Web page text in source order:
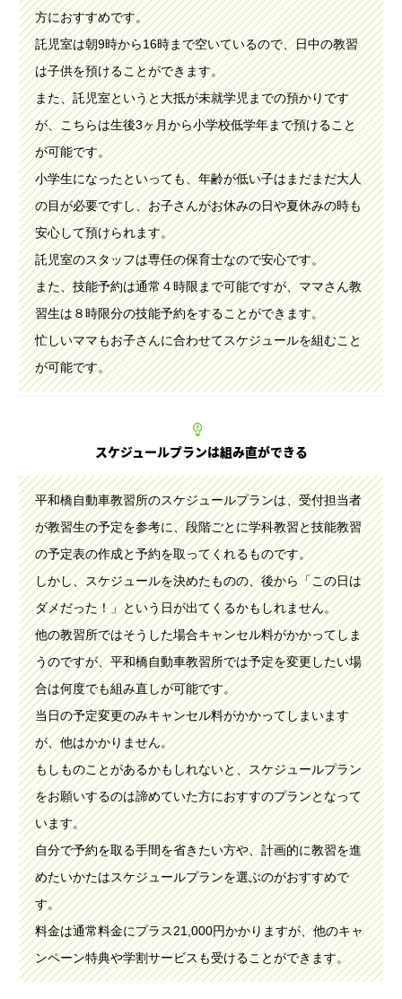
方におすすめです。
託児室は朝9時から16時まで空いているので、日中の教習
は子供を預けることができます。
また、託児室というと大抵が未就学児までの預かりです
が、こちらは生後3ヶ月から小学校低学年まで預けること
が可能です。
小学生になったといっても、年齢が低い子はまだまだ大人
の目が必要ですし、お子さんがお休みの日や夏休みの時も
安心して預けられます。
託児室のスタッフは専任の保育士なので安心です。
また、技能予約は通常４時限まで可能ですが、ママさん教
習生は８時限分の技能予約をすることができます。
忙しいママもお子さんに合わせてスケジュールを組むこと
が可能です。
スケジュールプランは組み直ができる
平和橋自動車教習所のスケジュールプランは、受付担当者
が教習生の予定を参考に、段階ごとに学科教習と技能教習
の予定表の作成と予約を取ってくれるものです。
しかし、スケジュールを決めたものの、後から「この日は
ダメだった！」という日が出てくるかもしれません。
他の教習所ではそうした場合キャンセル料がかかってしま
うのですが、平和橋自動車教習所では予定を変更したい場
合は何度でも組み直しが可能です。
当日の予定変更のみキャンセル料がかかってしまいます
が、他はかかりません。
もしものことがあるかもしれないと、スケジュールプラン
をお願いするのは諦めていた方におすすのプランとなって
います。
自分で予約を取る手間を省きたい方や、計画的に教習を進
めたいかたはスケジュールプランを選ぶのがおすすめで
す。
料金は通常料金にプラス21,000円かかりますが、他のキャ
ンペーン特典や学割サービスも受けることができます。